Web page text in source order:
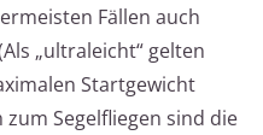
Fällen auch
„ultraleicht“ gelten
Startgewicht
zum Segelfliegen sind die